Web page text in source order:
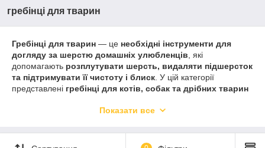
гребінці для тварин
Гребінці для тварин — це необхідні інструменти для
догляду за шерстю домашніх улюбленців , які
допомагають розплутувати шерсть, видаляти підшерсток
та підтримувати її чистоту і блиск . У цій категорії
представлені гребінці для котів, собак та дрібних тварин
гребінці для тваринзабезпечують
Показати все